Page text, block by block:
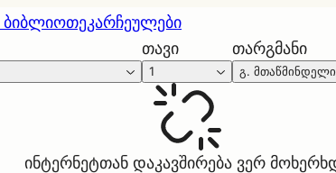
ბიბლიოთეკარჩეულები
თავი
1
თარგმანი
გ.
ინტერნეტთან დაკავშირება ვერ